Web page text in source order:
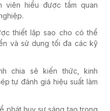
viên hiểu được tầm quan
thiết lập sao cho có thể
và sử dụng tối đa các kỹ
chia sẻ kiến thức, kinh
tự đánh giá hiệu suất làm
phát huy sự sáng tạo trong